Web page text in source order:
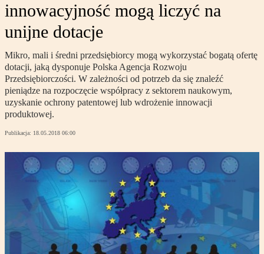
innowacyjność mogą liczyć na
unijne dotacje
Mikro, mali i średni przedsiębiorcy mogą wykorzystać bogatą ofertę
dotacji, jaką dysponuje Polska Agencja Rozwoju
Przedsiębiorczości. W zależności od potrzeb da się znaleźć
pieniądze na rozpoczęcie współpracy z sektorem naukowym,
uzyskanie ochrony patentowej lub wdrożenie innowacji
produktowej.
Publikacja: 18.05.2018 06:00